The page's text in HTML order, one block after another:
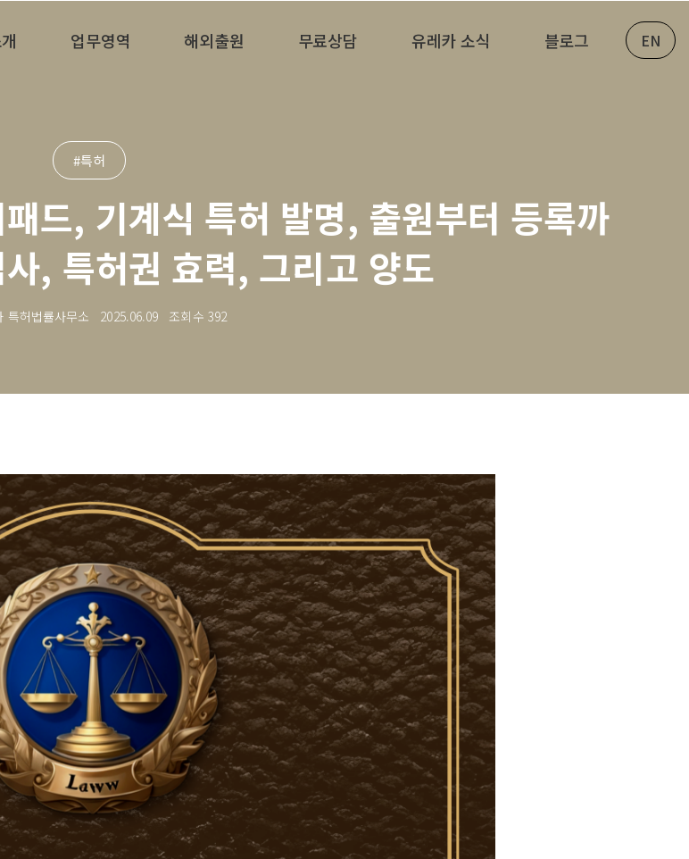
업무영역 해외출원 무료상담 유레카 소식 블로그 EN
#특허
드, 기계식 특허 발명, 출원부터 등록까
, 특허권 효력, 그리고 양도
특허법률사무소 2025.06.09 조회수 392